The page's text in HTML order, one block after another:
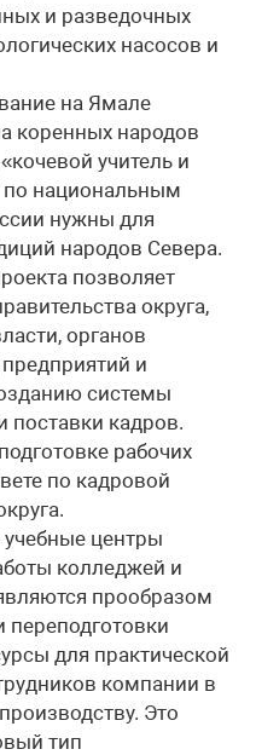
и разведочных
насосов и
на Ямале
коренных народов
учитель и
по национальным
нужны для
народов Севера.
позволяет
округа,
органов
и
системы
кадров.
рабочих
по кадровой
центры
колледжей и
прообразом
переподготовки
для практической
компании в
Это
тип